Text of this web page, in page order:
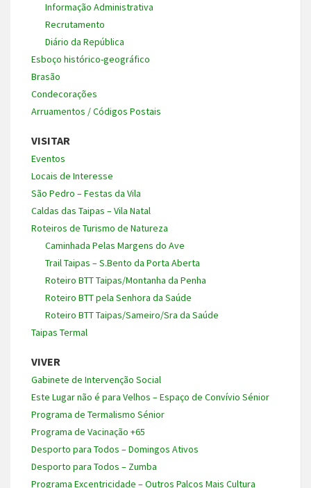
Informação Administrativa
Recrutamento
Diário da República
Esboço histórico-geográfico
Brasão
Condecorações
Arruamentos / Códigos Postais
VISITAR
Eventos
Locais de Interesse
São Pedro – Festas da Vila
Caldas das Taipas – Vila Natal
Roteiros de Turismo de Natureza
Caminhada Pelas Margens do Ave
Trail Taipas – S.Bento da Porta Aberta
Roteiro BTT Taipas/Montanha da Penha
Roteiro BTT pela Senhora da Saúde
Roteiro BTT Taipas/Sameiro/Sra da Saúde
Taipas Termal
VIVER
Gabinete de Intervenção Social
Este Lugar não é para Velhos – Espaço de Convívio Sénior
Programa de Termalismo Sénior
Programa de Vacinação +65
Desporto para Todos – Domingos Ativos
Desporto para Todos – Zumba
Programa Excentricidade – Outros Palcos Mais Cultura